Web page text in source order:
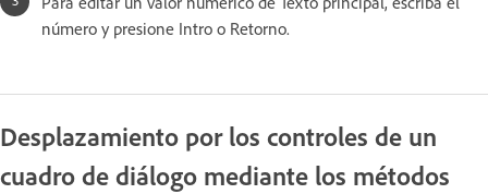
número y presione Intro o Retorno.
Desplazamiento por los controles de un
cuadro de diálogo mediante los métodos